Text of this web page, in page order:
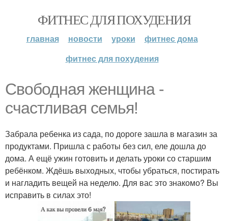
ФИТНЕС ДЛЯ ПОХУДЕНИЯ
главная новости уроки
фитнес дома
фитнес для похудения
Свободная женщина -
счастливая семья!
Забрала ребенка из сада, по дороге зашла в магазин за
продуктами. Пришла с работы без сил, еле дошла до
дома. А ещё ужин готовить и делать уроки со старшим
ребёнком. Ждёшь выходных, чтобы убраться, постирать
и нагладить вещей на неделю. Для вас это знакомо? Вы
исправить в силах это!